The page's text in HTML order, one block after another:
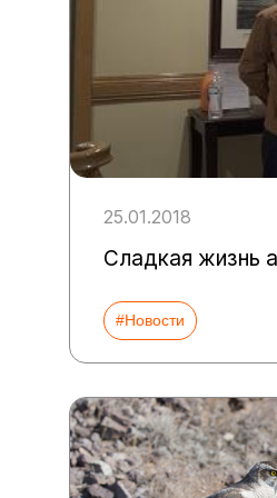
25.01.2018
Сладкая жизнь
#Новости